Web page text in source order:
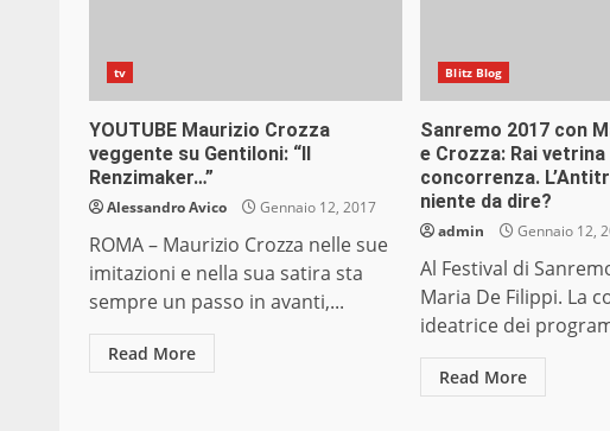
tv
YOUTUBE Maurizio Crozza
veggente su Gentiloni: “Il
Renzimaker…”
Alessandro Avico Gennaio 12, 2017
ROMA – Maurizio Crozza nelle sue
imitazioni e nella sua satira sta
sempre un passo in avanti,...
Read More
Blitz Blog
Sanremo 2017 con
e Crozza: Rai
concorrenza.
niente da dire?
admin Gennaio 12,
Al Festival di
Maria De Filippi. La
ideatrice dei
Read More